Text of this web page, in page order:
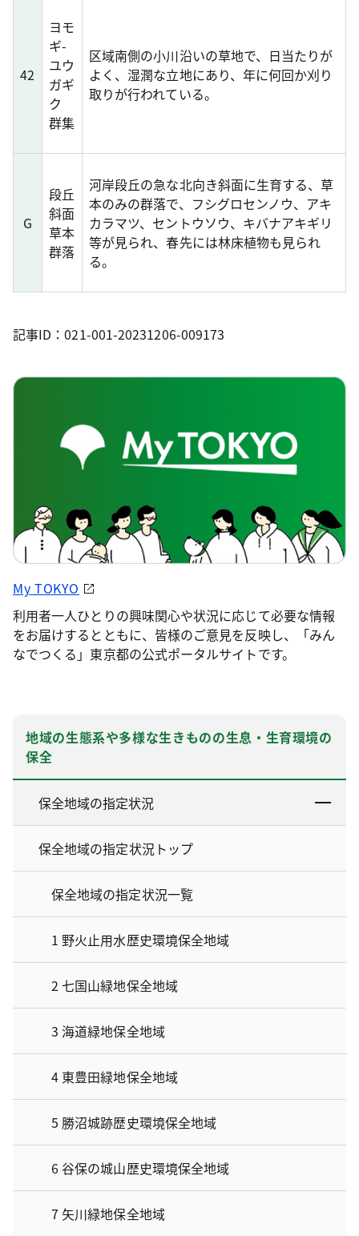
42
ヨモ
ギ-
ユウ
ガギ
ク
群集
区域南側の小川沿いの草地で、日当たりが
よく、湿潤な立地にあり、年に何回か刈り
取りが行われている。
G
段丘
斜面
草本
群落
河岸段丘の急な北向き斜面に生育する、草
本のみの群落で、フシグロセンノウ、アキ
カラマツ、セントウソウ、キバナアキギリ
等が見られ、春先には林床植物も見られ
る。
記事ID：021-001-20231206-009173
My TOKYO
利用者一人ひとりの興味関心や状況に応じて必要な情報
をお届けするとともに、皆様のご意見を反映し、「みん
なでつくる」東京都の公式ポータルサイトです。
地域の生態系や多様な生きものの生息・生育環境の
保全
保全地域の指定状況
保全地域の指定状況トップ
保全地域の指定状況一覧
1 野火止用水歴史環境保全地域
2 七国山緑地保全地域
3 海道緑地保全地域
4 東豊田緑地保全地域
5 勝沼城跡歴史環境保全地域
6 谷保の城山歴史環境保全地域
7 矢川緑地保全地域